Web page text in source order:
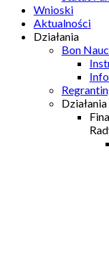
Wnioski
Aktualności
Działania
Bon